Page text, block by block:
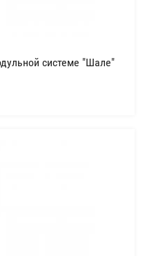
системе "Шале"